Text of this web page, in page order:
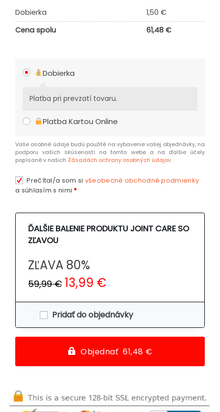
Dobierka
1,50 €
Cena spolu
61,48 €
Dobierka
Platba pri prevzatí tovaru.
Platba Kartou Online
Vaše osobné údaje budú použité na vybavenie vašej objednávky, na
podporu vašich skúseností na tomto webe a na ďalšie účely
popísané v našich Zásadách ochrany osobných údajov.
Prečítal/a som si všeobecné obchodné podmienky
a súhlasím s nimi *
ĎALŠIE BALENIE PRODUKTU JOINT CARE SO
ZĽAVOU
ZĽAVA 80%
59,99 € 13,99 €
Pridať do objednávky
Objednať 61,48 €